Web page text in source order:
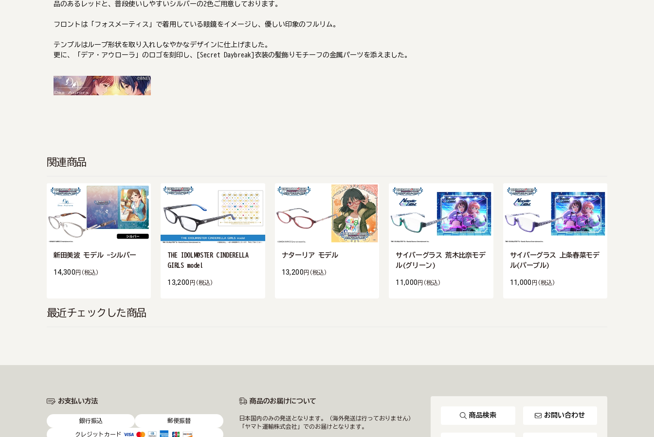
品のあるレッドと、普段使いしやすいシルバーの2色ご用意しております。
フロントは「フォスメーティス」で着用している眼鏡をイメージし、優しい印象のフルリム。
テンプルはループ形状を取り入れしなやかなデザインに仕上げました。
更に、「デア・アウローラ」のロゴを刻印し、[Secret Daybreak]衣装の髪飾りモチーフの金属パーツを添えました。
関連商品
新田美波 モデル -シルバー
14,300 円 (税込)
THE IDOLM@STER CINDERELLA
GIRLS model
13,200 円 (税込)
ナターリア モデル
13,200 円 (税込)
サイバーグラス 荒木比奈モデ
ル(グリーン)
11,000 円 (税込)
サイバーグラス 上条春菜モデ
ル(パープル)
11,000 円 (税込)
最近チェックした商品
お支払い方法
銀行振込 郵便振替
クレジットカード
商品のお届けについて
日本国内のみの発送となります。（海外発送は行っておりません）
「ヤマト運輸株式会社」でのお届けとなります。
商品検索 お問い合わせ